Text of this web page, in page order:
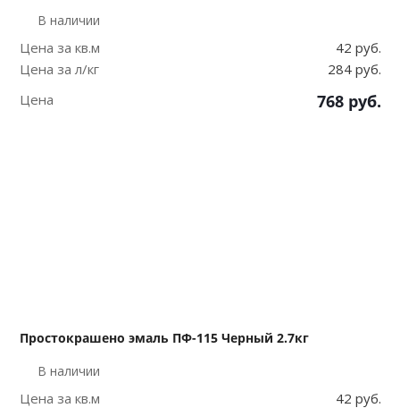
В наличии
Цена за кв.м
42 руб.
Цена за л/кг
284 руб.
Цена
768 руб.
Простокрашено эмаль ПФ-115 Черный 2.7кг
В наличии
Цена за кв.м
42 руб.